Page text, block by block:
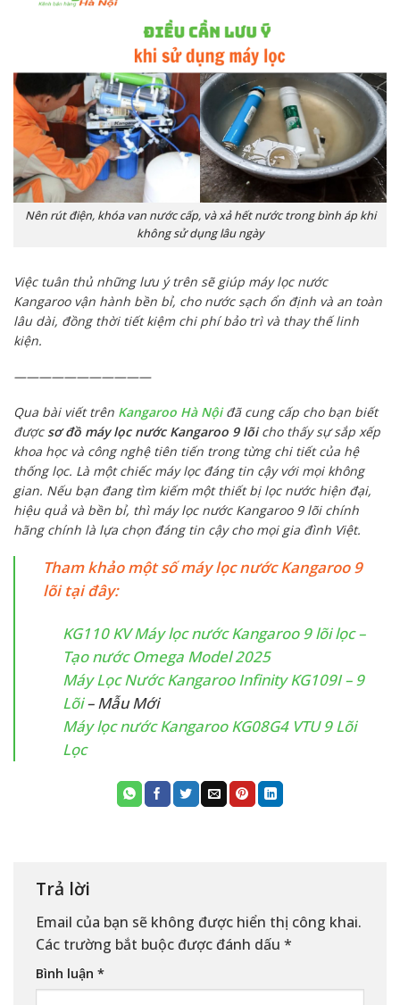
Nên rút điện, khóa van nước cấp, và xả hết nước trong bình áp khi
không sử dụng lâu ngày
Việc tuân thủ những lưu ý trên sẽ giúp máy lọc nước
Kangaroo vận hành bền bỉ, cho nước sạch ổn định và an toàn
lâu dài, đồng thời tiết kiệm chi phí bảo trì và thay thế linh
kiện.
———————————
Qua bài viết trên Kangaroo Hà Nộiđã cung cấp cho bạn biết
đượcsơ đồ máy lọc nước Kangaroo 9 lõicho thấy sự sắp xếp
khoa học và công nghệ tiên tiến trong từng chi tiết của hệ
thống lọc. Là một chiếc máy lọc đáng tin cậy với mọi không
gian. Nếu bạn đang tìm kiếm một thiết bị lọc nước hiện đại,
hiệu quả và bền bỉ, thì máy lọc nước Kangaroo 9 lõi chính
hãng chính là lựa chọn đáng tin cậy cho mọi gia đình Việt.
Tham khảo một số máy lọc nước Kangaroo 9
lõi tại đây:
KG110 KV Máy lọc nước Kangaroo 9 lõi lọc –
Tạo nước Omega Model 2025
Máy Lọc Nước Kangaroo Infinity KG109I – 9
Lõi– Mẫu Mới
Máy lọc nước Kangaroo KG08G4 VTU 9 Lõi
Lọc
Trả lời
Email của bạn sẽ không được hiển thị công khai.
Các trường bắt buộc được đánh dấu *
Bình luận *